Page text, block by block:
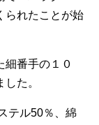
られたことが始
細番手の１０
た。
テル50％、綿